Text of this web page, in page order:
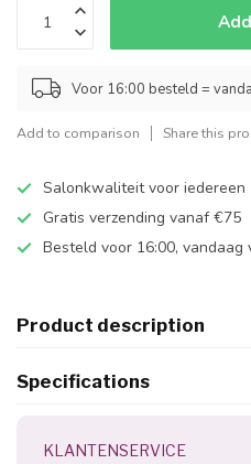
Voor 16:00 besteld =
Add to comparison Share this
Salonkwaliteit voor iedereen
Gratis verzending vanaf €75
Besteld voor 16:00, vandaag
Product description
Specifications
KLANTENSERVICE